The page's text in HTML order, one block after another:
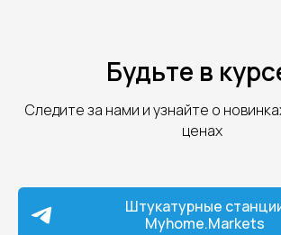
Будьте в
Следите за нами и узнайте о
ценах
Штукатурные
Myhome.Markets